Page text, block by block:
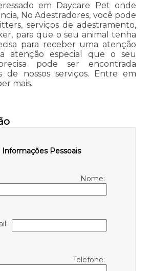
em Daycare Pet onde
No Adestradores, você pode
serviços de adestramento,
para que o seu animal tenha
para receber uma atenção
atenção especial que o seu
pode ser encontrada
de nossos serviços. Entre em
mais.
Informações Pessoais
Nome:
Telefone: